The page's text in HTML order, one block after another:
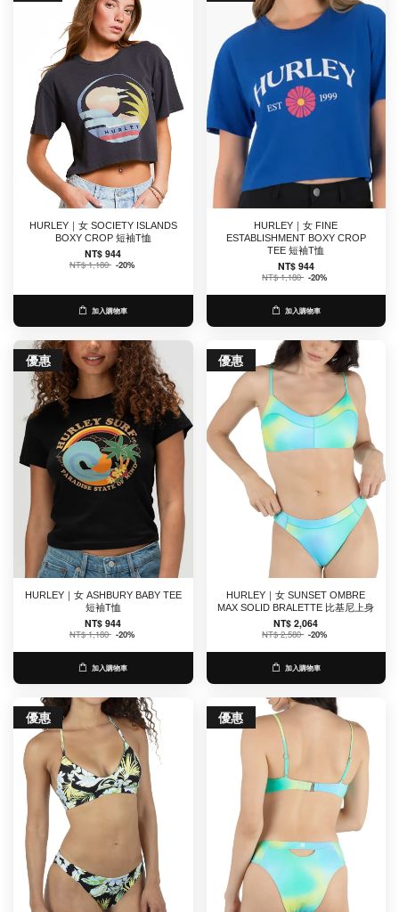
HURLEY｜女 SOCIETY ISLANDS
BOXY CROP 短袖T恤
NT$ 944
NT$ 1,180 -20%
加入購物車
HURLEY｜女 FINE
ESTABLISHMENT BOXY CROP
TEE 短袖T恤
NT$ 944
NT$ 1,180 -20%
加入購物車
優惠
HURLEY｜女 ASHBURY BABY TEE
短袖T恤
NT$ 944
NT$ 1,180 -20%
加入購物車
優惠
HURLEY｜女 SUNSET OMBRE
MAX SOLID BRALETTE 比基尼上身
NT$ 2,064
NT$ 2,580 -20%
加入購物車
優惠 優惠